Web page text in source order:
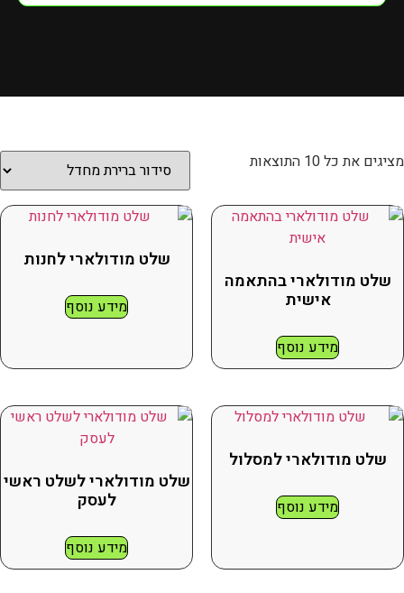
מציגים את כל ⁦10⁩ התוצאות
שלט מודולארי בהתאמה
אישית
מידע נוסף
שלט מודולארי לחנות
מידע נוסף
שלט מודולארי למסלול
מידע נוסף
שלט מודולארי לשלט ראשי
לעסק
מידע נוסף